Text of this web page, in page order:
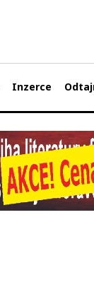
Inzerce